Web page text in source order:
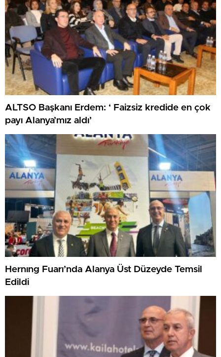
ALTSO Başkanı Erdem: ‘ Faizsiz kredide en çok
payı Alanya’mız aldı’
Hernıng Fuarı’nda Alanya Üst Düzeyde Temsil
Edildi